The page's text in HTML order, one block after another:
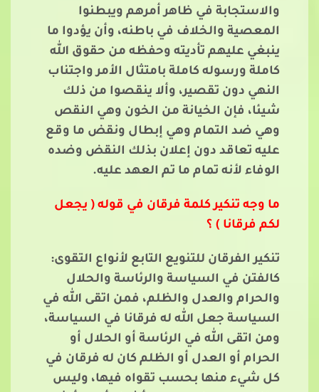
والاستجابة في ظاهر أمرهم ويبطنوا
المعصية والخلاف في باطنه، وأن يؤدوا ما
ينبغي عليهم تأديته وحفظه من حقوق الله
كاملة ورسوله كاملة بامتثال الأمر واجتناب
النهي دون تقصير، وألا ينقصوا من ذلك
شيئا، فإن الخيانة من الخون وهي النقص
وهي ضد التمام وهي إبطال ونقض ما وقع
عليه تعاقد دون إعلان بذلك النقض وضده
الوفاء لأنه تمام ما تم العهد عليه.
ما وجه تنكير كلمة فرقان في قوله ( يجعل
لكم فرقانا ) ؟
تنكير الفرقان للتنويع التابع لأنواع التقوى:
كالفتن في السياسة والرئاسة والحلال
والحرام والعدل والظلم، فمن اتقى الله في
السياسة جعل الله له فرقانا في السياسة،
ومن اتقى الله في الرئاسة أو الحلال أو
الحرام أو العدل أو الظلم كان له فرقان في
كل شيء منها بحسب تقواه فيها، وليس